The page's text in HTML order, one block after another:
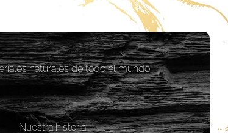
naturales de todo el mundo.
Nuestra historia